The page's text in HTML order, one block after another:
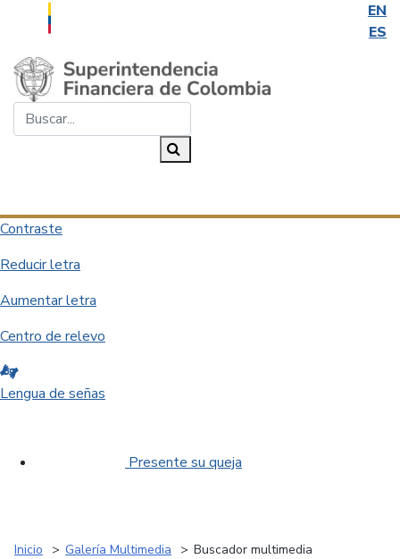
EN
ES
Saltar al contenido principal
Contraste
Reducir letra
Aumentar letra
Centro de relevo
Lengua de señas
Presente su queja
Inicio Galería Multimedia Buscador multimedia